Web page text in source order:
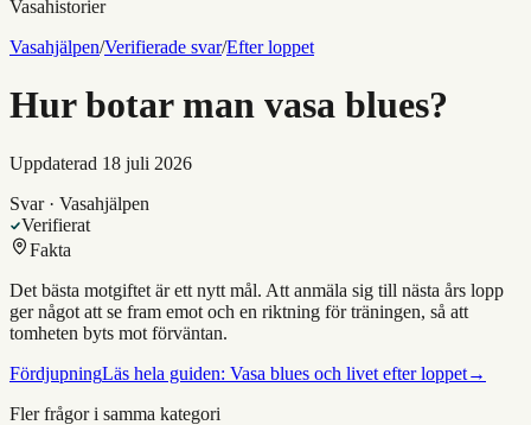
Vasahistorier
Vasahjälpen/Verifierade svar/Efter loppet
Hur botar man vasa blues?
Uppdaterad 18 juli 2026
Svar · Vasahjälpen
Verifierat
Fakta
Det bästa motgiftet är ett nytt mål. Att anmäla sig till nästa års lopp
ger något att se fram emot och en riktning för träningen, så att
tomheten byts mot förväntan.
FördjupningLäs hela guiden: Vasa blues och livet efter loppet→
Fler frågor i samma kategori